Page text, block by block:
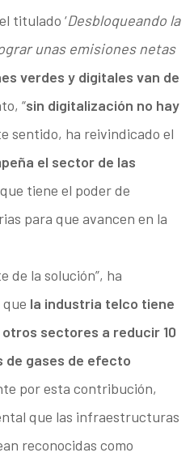
titulado ‘Desbloqueando la
unas emisiones netas
verdes y digitales van de
“sin digitalización no hay
sentido, ha reivindicado el
el sector de las
tiene el poder de
para que avancen en la
de la solución”, ha
la industria telco tiene
sectores a reducir 10
de gases de efecto
por esta contribución,
que las infraestructuras
reconocidas como